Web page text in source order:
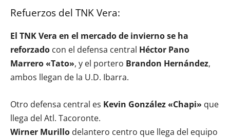
Refuerzos del TNK Vera:
El TNK Vera en el mercado de invierno se ha
reforzado con el defensa central Héctor Pano
Marrero «Tato», y el portero Brandon Hernández,
ambos llegan de la U.D. Ibarra.
Otro defensa central es Kevin González «Chapi» que
llega del Atl. Tacoronte.
Wirner Murillo delantero centro que llega del equipo